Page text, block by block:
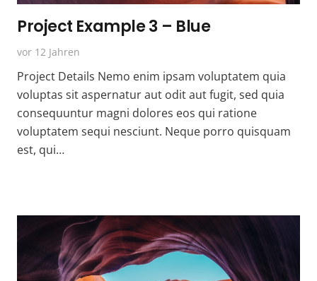
Project Example 3 – Blue
vor 12 Jahren
Project Details Nemo enim ipsam voluptatem quia
voluptas sit aspernatur aut odit aut fugit, sed quia
consequuntur magni dolores eos qui ratione
voluptatem sequi nesciunt. Neque porro quisquam
est, qui…